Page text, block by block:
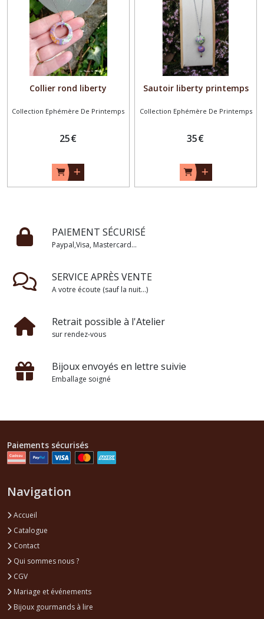
Collier rond liberty
Collection Ephémère De Printemps
25€
Sautoir liberty printemps
Collection Ephémère De Printemps
35€
PAIEMENT SÉCURISÉ
Paypal,Visa, Mastercard...
SERVICE APRÈS VENTE
A votre écoute (sauf la nuit...)
Retrait possible à l'Atelier
sur rendez-vous
Bijoux envoyés en lettre suivie
Emballage soigné
Paiements sécurisés
Navigation
Accueil
Catalogue
Contact
Qui sommes nous ?
CGV
Mariage et événements
Bijoux gourmands à lire